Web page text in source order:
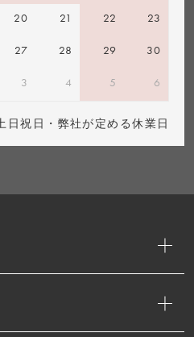
20 21 22 23
27 28 29 30
3 4 5 6
日祝日・弊社が定める休業日